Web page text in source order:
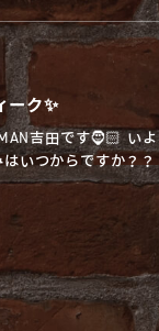
ーク✨
吉田です🧔🏻 い
いつからですか？